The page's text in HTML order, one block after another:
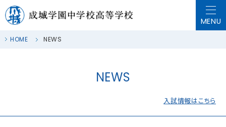
HOME NEWS
NEWS
入試情報はこちら